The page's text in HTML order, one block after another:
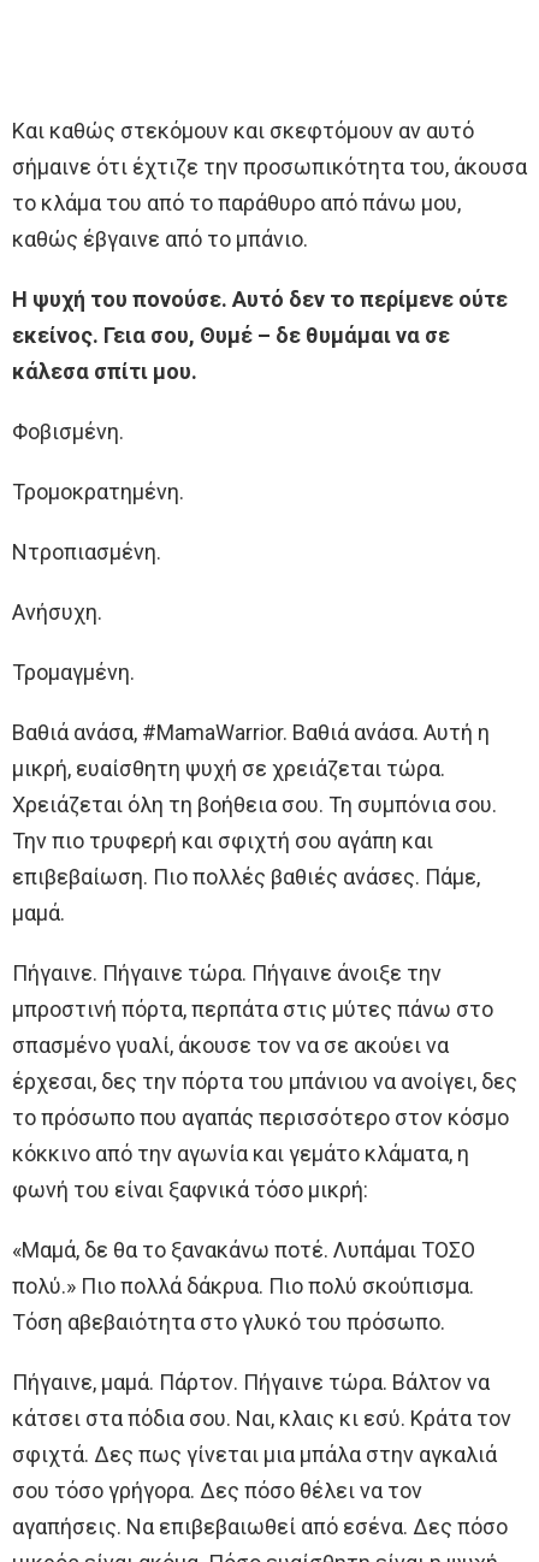
Και καθώς στεκόμουν και σκεφτόμουν αν αυτό
σήμαινε ότι έχτιζε την προσωπικότητα του, άκουσα
το κλάμα του από το παράθυρο από πάνω μου,
καθώς έβγαινε από το μπάνιο.
Η ψυχή του πονούσε. Αυτό δεν το περίμενε ούτε
εκείνος. Γεια σου, Θυμέ – δε θυμάμαι να σε
κάλεσα σπίτι μου.
Φοβισμένη.
Τρομοκρατημένη.
Ντροπιασμένη.
Ανήσυχη.
Τρομαγμένη.
Βαθιά ανάσα, #MamaWarrior. Βαθιά ανάσα. Αυτή η
μικρή, ευαίσθητη ψυχή σε χρειάζεται τώρα.
Χρειάζεται όλη τη βοήθεια σου. Τη συμπόνια σου.
Την πιο τρυφερή και σφιχτή σου αγάπη και
επιβεβαίωση. Πιο πολλές βαθιές ανάσες. Πάμε,
μαμά.
Πήγαινε. Πήγαινε τώρα. Πήγαινε άνοιξε την
μπροστινή πόρτα, περπάτα στις μύτες πάνω στο
σπασμένο γυαλί, άκουσε τον να σε ακούει να
έρχεσαι, δες την πόρτα του μπάνιου να ανοίγει, δες
το πρόσωπο που αγαπάς περισσότερο στον κόσμο
κόκκινο από την αγωνία και γεμάτο κλάματα, η
φωνή του είναι ξαφνικά τόσο μικρή:
«Μαμά, δε θα το ξανακάνω ποτέ. Λυπάμαι ΤΟΣΟ
πολύ.» Πιο πολλά δάκρυα. Πιο πολύ σκούπισμα.
Τόση αβεβαιότητα στο γλυκό του πρόσωπο.
Πήγαινε, μαμά. Πάρτον. Πήγαινε τώρα. Βάλτον να
κάτσει στα πόδια σου. Ναι, κλαις κι εσύ. Κράτα τον
σφιχτά. Δες πως γίνεται μια μπάλα στην αγκαλιά
σου τόσο γρήγορα. Δες πόσο θέλει να τον
αγαπήσεις. Να επιβεβαιωθεί από εσένα. Δες πόσο